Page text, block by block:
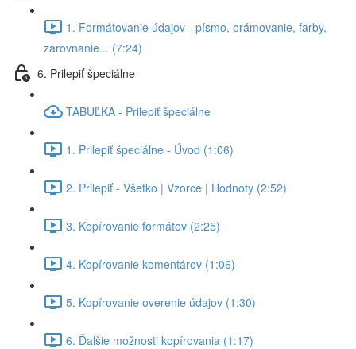
1. Formátovanie údajov - písmo, orámovanie, farby,
zarovnanie... (7:24)
6. Prilepiť špeciálne
TABUĽKA - Prilepiť špeciálne
1. Prilepiť špeciálne - Úvod (1:06)
2. Prilepiť - Všetko | Vzorce | Hodnoty (2:52)
3. Kopírovanie formátov (2:25)
4. Kopírovanie komentárov (1:06)
5. Kopírovanie overenie údajov (1:30)
6. Ďalšie možnosti kopírovania (1:17)